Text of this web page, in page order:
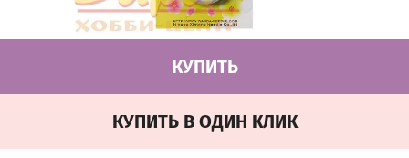
КУПИТЬ
КУПИТЬ В ОДИН КЛИК